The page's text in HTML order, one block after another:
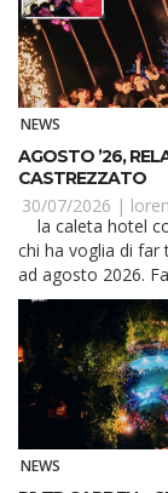
NEWS
AGOSTO ’26,
CASTREZZATO
30/07/2026 |
chi ha voglia di far
ad agosto 2026.
NEWS